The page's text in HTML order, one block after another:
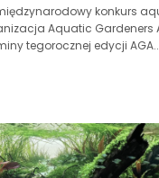
konkurs
Aquatic Gardeners
tegorocznej edycji